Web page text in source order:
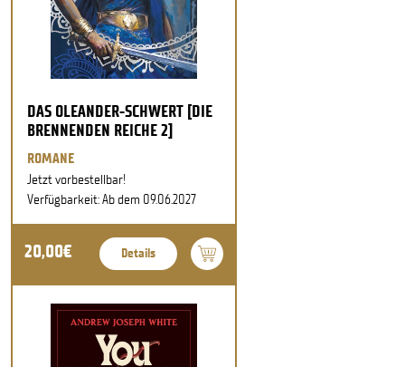
DAS OLEANDER-SCHWERT [DIE
BRENNENDEN REICHE 2]
ROMANE
Jetzt vorbestellbar!
Verfügbarkeit: Ab dem 09.06.2027
20,00€ Details